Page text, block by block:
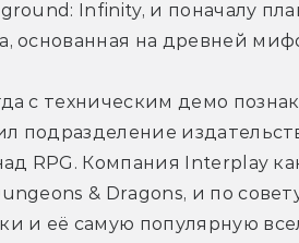
Infinity, и поначалу
основанная на древней
с техническим демо
подразделение
RPG. Компания Interplay
& Dragons, и по
и её самую популярную